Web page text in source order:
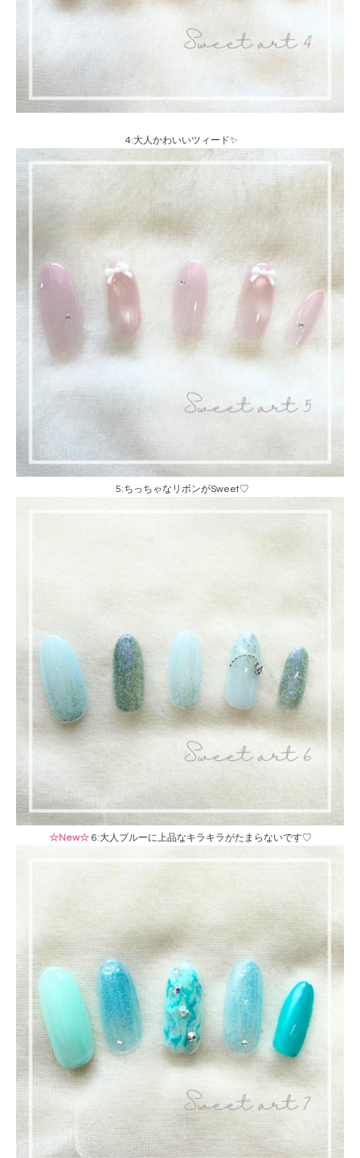
4:大人かわいいツィード✨
5:ちっちゃなリボンがSweet♡
☆New☆ 6:大人ブルーに上品なキラキラがたまらないです♡